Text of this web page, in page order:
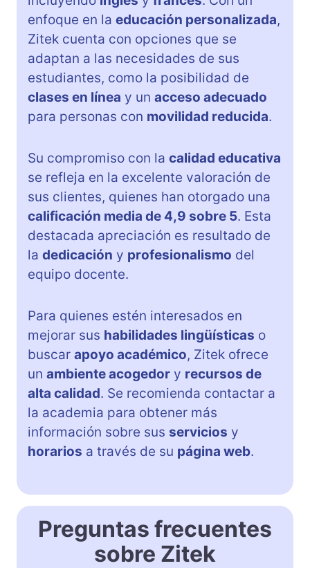
enfoque en la educación personalizada,
Zitek cuenta con opciones que se
adaptan a las necesidades de sus
estudiantes, como la posibilidad de
clases en línea y un acceso adecuado
para personas con movilidad reducida.
Su compromiso con la calidad educativa
se refleja en la excelente valoración de
sus clientes, quienes han otorgado una
calificación media de 4,9 sobre 5. Esta
destacada apreciación es resultado de
la dedicación y profesionalismo del
equipo docente.
Para quienes estén interesados en
mejorar sus habilidades lingüísticas o
buscar apoyo académico, Zitek ofrece
un ambiente acogedor y recursos de
alta calidad. Se recomienda contactar a
la academia para obtener más
información sobre sus servicios y
horarios a través de su página web.
Preguntas frecuentes
sobre Zitek